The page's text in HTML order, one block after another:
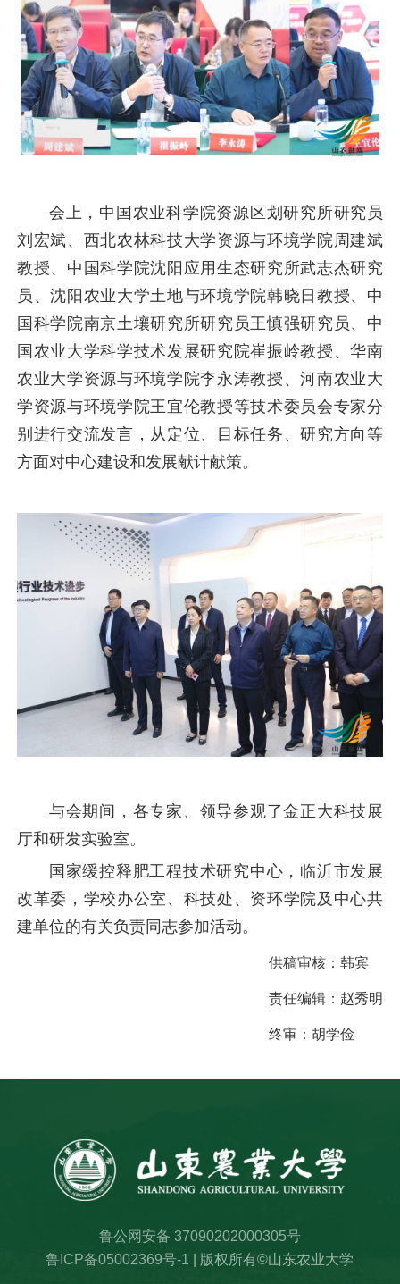
会上，中国农业科学院资源区划研究所研究员
刘宏斌、西北农林科技大学资源与环境学院周建斌
教授、中国科学院沈阳应用生态研究所武志杰研究
员、沈阳农业大学土地与环境学院韩晓日教授、中
国科学院南京土壤研究所研究员王慎强研究员、中
国农业大学科学技术发展研究院崔振岭教授、华南
农业大学资源与环境学院李永涛教授、河南农业大
学资源与环境学院王宜伦教授等技术委员会专家分
别进行交流发言，从定位、目标任务、研究方向等
方面对中心建设和发展献计献策。
与会期间，各专家、领导参观了金正大科技展
厅和研发实验室。
国家缓控释肥工程技术研究中心，临沂市发展
改革委，学校办公室、科技处、资环学院及中心共
建单位的有关负责同志参加活动。
供稿审核：韩宾
责任编辑： 赵秀明
终审：胡学俭
鲁公网安备 37090202000305号
鲁ICP备05002369号-1 | 版权所有©山东农业大学